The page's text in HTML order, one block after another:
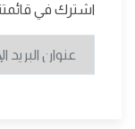
اشترك في